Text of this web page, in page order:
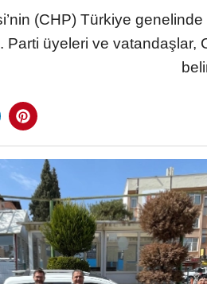
(CHP) Türkiye
Parti üyeleri ve vatandaşlar,